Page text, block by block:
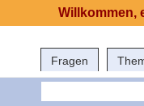
Fragen
Willkommen,